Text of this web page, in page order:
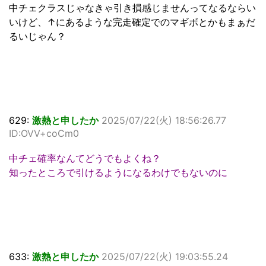
中チェクラスじゃなきゃ引き損感じませんってなるならい
いけど、↑にあるような完走確定でのマギボとかもまぁだ
るいじゃん？
629: 激熱と申したか 2025/07/22(火) 18:56:26.77
ID:OVV+coCm0
中チェ確率なんてどうでもよくね？
知ったところで引けるようになるわけでもないのに
633: 激熱と申したか 2025/07/22(火) 19:03:55.24